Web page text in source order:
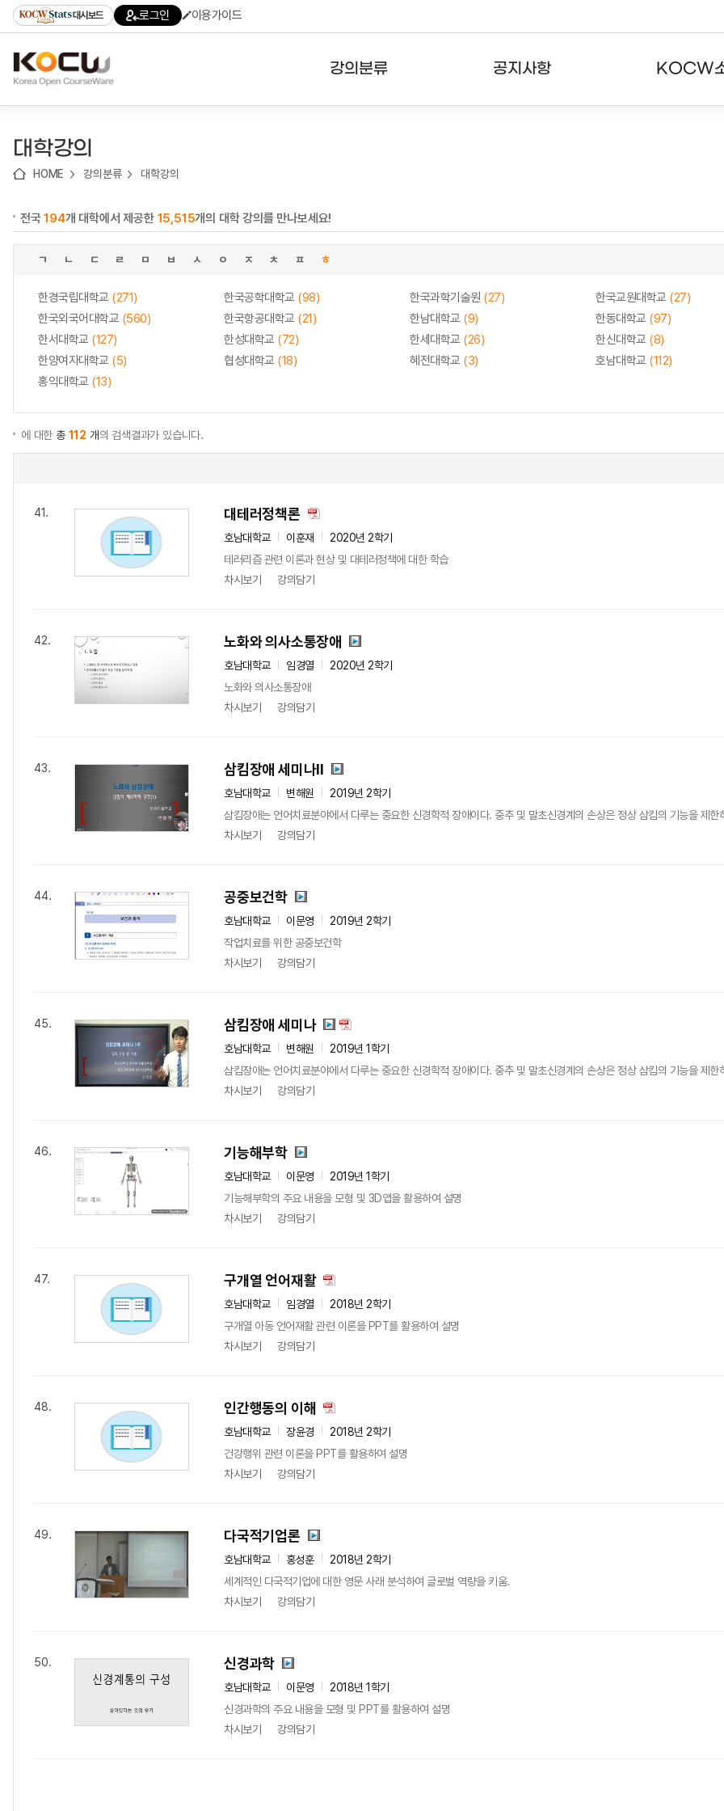
기
기
기
content)
가
대시보드 로그인 이용가이드
강의분류 공지사항 KOCW
대학강의
HOME 강의분류 대학강의
전국194개 대학에서 제공한 15,515개의 대학 강의를 만나보세요!
ㄱ ㄴ ㄷ ㄹ ㅁ ㅂ ㅅ ㅇ ㅈ ㅊ ㅍ ㅎ
한경국립대학교 (271) 한국공학대학교 (98) 한국과학기술원 (27) 한국교원대학교 (27)
한국외국어대학교 (560) 한국항공대학교 (21) 한남대학교 (9) 한동대학교 (97)
한서대학교 (127) 한성대학교 (72) 한세대학교 (26) 한신대학교 (8)
한양여자대학교 (5) 협성대학교 (18) 혜전대학교 (3) 호남대학교 (112)
홍익대학교 (13)
에 대한 총 112 개의 검색결과가 있습니다.
41. 대테러정책론
호남대학교 이훈재
2020년 2학기
테러리즘 관련 이론과 현상 및 대테러정책에 대한 학습
차시보기
강의담기
42. 노화와 의사소통장애
호남대학교 임경열
2020년 2학기
노화와 의사소통장애
차시보기
강의담기
43. 삼킴장애 세미나Ⅱ
호남대학교 변해원
2019년 2학기
삼킴장애는 언어치료분야에서 다루는 중요한 신경학적 장애이다. 중추 및 말초신경계의 손상은 정상 삼킴의 기능을 제
차시보기
강의담기
44. 공중보건학
호남대학교 이문영
2019년 2학기
작업치료를 위한 공중보건학
차시보기
강의담기
45. 삼킴장애 세미나
호남대학교 변해원
2019년 1학기
삼킴장애는 언어치료분야에서 다루는 중요한 신경학적 장애이다. 중추 및 말초신경계의 손상은 정상 삼킴의 기능을 제
차시보기
강의담기
46. 기능해부학
호남대학교 이문영
2019년 1학기
기능해부학의 주요 내용을 모형 및 3D앱을 활용하여 설명
차시보기
강의담기
47. 구개열 언어재활
호남대학교 임경열
2018년 2학기
구개열 아동 언어재활 관련 이론을 PPT를 활용하여 설명
차시보기
강의담기
48. 인간행동의 이해
호남대학교 장윤경
2018년 2학기
건강행위 관련 이론을 PPT를 활용하여 설명
차시보기
강의담기
49. 다국적기업론
호남대학교 홍성훈
2018년 2학기
세계적인 다국적기업에 대한 영문 사래 분석하여 글로벌 역량을 키움.
차시보기
강의담기
50. 신경과학
호남대학교 이문영
2018년 1학기
신경과학의 주요 내용을 모형 및 PPT를 활용하여 설명
차시보기
강의담기